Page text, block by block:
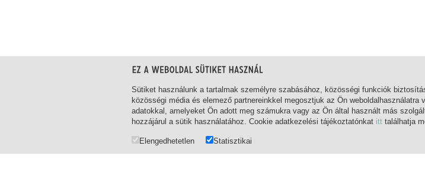
1-13/ összesen 13 találat
Sütiket használunk a tartalmak személyre szabásához, közösségi funkciók
közösségi média és elemező partnereinkkel megosztjuk az Ön
adatokkal, amelyeket Ön adott meg számukra vagy az Ön által használt más
hozzájárul a sütik használatához. Cookie adatkezelési tájékoztatónkat itt találhatja
Elengedhetetlen Statisztikai